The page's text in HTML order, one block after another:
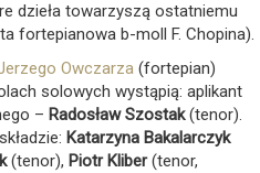
dzieła towarzyszą ostatniemu
fortepianowa b-moll F. Chopina).
Owczarza (fortepian)
solowych wystąpią: aplikant
– Radosław Szostak(tenor).
Katarzyna Bakalarczyk
(tenor), Piotr Kliber(tenor,